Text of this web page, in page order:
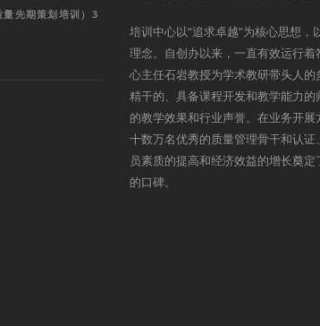
先期策划培训）3
培训中心以“追求卓越”为核心思想，
理念。自创办以来，一直有效运行
心主任石岩教授为学术教研带头人的
精干的、具备课程开发和教学能力
的教学效果和行业声誉。在业务开
十数万名优秀的质量管理骨干和认
员素质的提高和经济效益的增长奠
的口碑。